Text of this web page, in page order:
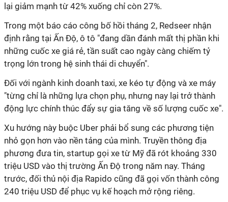
lại giảm mạnh từ 42% xuống chỉ còn 27%.
Trong một báo cáo công bố hồi tháng 2, Redseer nhận
định rằng tại Ấn Độ, ô tô "đang dần đánh mất thị phần khi
những cuốc xe giá rẻ, tần suất cao ngày càng chiếm tỷ
trọng lớn trong hệ sinh thái di chuyển".
Đối với ngành kinh doanh taxi, xe kéo tự động và xe máy
"từng chỉ là những lựa chọn phụ, nhưng nay lại trở thành
động lực chính thúc đẩy sự gia tăng về số lượng cuốc xe".
Xu hướng này buộc Uber phải bổ sung các phương tiện
nhỏ gọn hơn vào nền tảng của mình. Truyền thông địa
phương đưa tin, startup gọi xe từ Mỹ đã rót khoảng 330
triệu USD vào thị trường Ấn Độ trong năm nay. Tháng
trước, đối thủ nội địa Rapido cũng đã gọi vốn thành công
240 triệu USD để phục vụ kế hoạch mở rộng riêng.